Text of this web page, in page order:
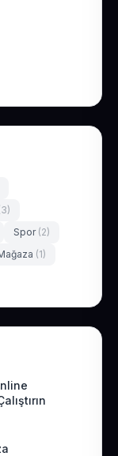
Spor (2)
(1)